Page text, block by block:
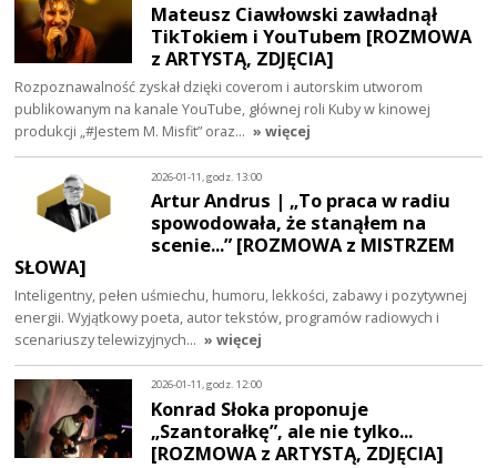
Mateusz Ciawłowski zawładnął
TikTokiem i YouTubem [ROZMOWA
z ARTYSTĄ, ZDJĘCIA]
Rozpoznawalność zyskał dzięki coverom i autorskim utworom
publikowanym na kanale YouTube, głównej roli Kuby w kinowej
produkcji „#Jestem M. Misfit” oraz… » więcej
2026-01-11, godz. 13:00
Artur Andrus | „To praca w radiu
spowodowała, że stanąłem na
scenie...” [ROZMOWA z MISTRZEM
SŁOWA]
Inteligentny, pełen uśmiechu, humoru, lekkości, zabawy i pozytywnej
energii. Wyjątkowy poeta, autor tekstów, programów radiowych i
scenariuszy telewizyjnych… » więcej
2026-01-11, godz. 12:00
Konrad Słoka proponuje
„Szantorałkę”, ale nie tylko...
[ROZMOWA z ARTYSTĄ, ZDJĘCIA]